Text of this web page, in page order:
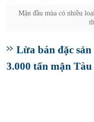
Mận đầu mùa có nhiều
Lừa bán đặc sản
3.000 tấn mận Tàu